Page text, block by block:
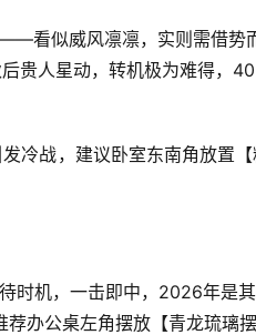
看似威风凛凛，实则需借势
贵人星动，转机极为难得，
冷战，建议卧室东南角放置
机，一击即中，2026年是
办公桌左角摆放【青龙琉璃